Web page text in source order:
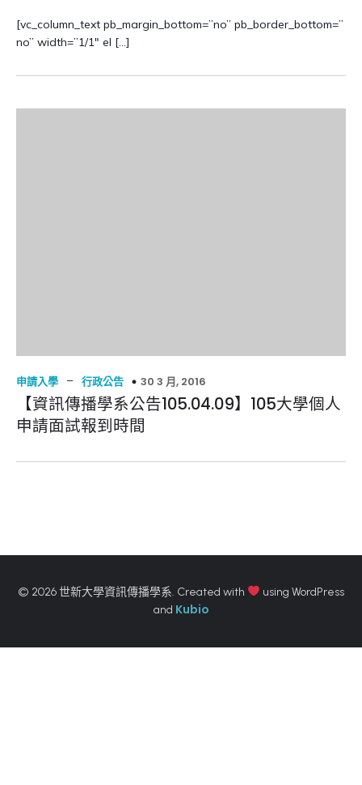
[vc_column_text pb_margin_bottom=”no” pb_border_bottom=”
no” width=”1/1″ el […]
申請入學 – 行政公告 30 3 月, 2016
【資訊傳播學系公告105.04.09】105大學個人
申請面試報到時間
© 2026 世新大學資訊傳播學系. Created with
using WordPress
and Kubio